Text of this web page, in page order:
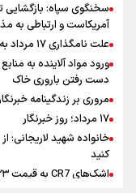
سخنگوی سپاه: بازگشایی
آمریکاست و ارتباطی به
علت نامگذاری ۱۷ مرداد به عنوان روز خبرنگار چیست؟
ورود مواد آلاینده به
دست رفتن باروری خاک
مروری بر زندگینامه
۱۷ مرداد؛ روز خبرنگار
خانواده شهید لاریجانی:
کنید
اشک‌های CR7 به قیمت ۲۳ سال تلاش؛ گریه نکن آقای رونالدو